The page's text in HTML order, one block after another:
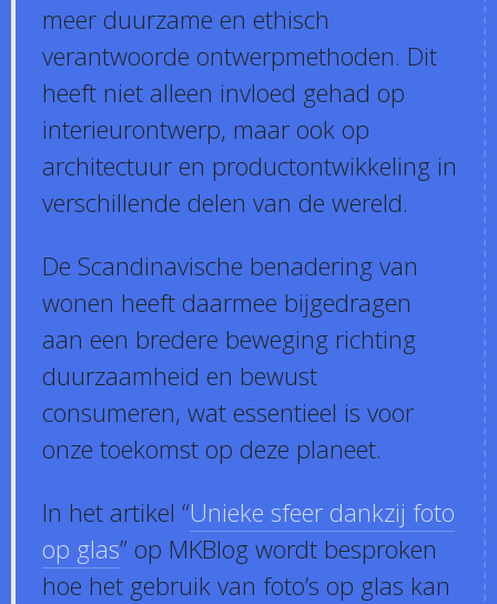
meer duurzame en ethisch
verantwoorde ontwerpmethoden. Dit
heeft niet alleen invloed gehad op
interieurontwerp, maar ook op
architectuur en productontwikkeling in
verschillende delen van de wereld.
De Scandinavische benadering van
wonen heeft daarmee bijgedragen
aan een bredere beweging richting
duurzaamheid en bewust
consumeren, wat essentieel is voor
onze toekomst op deze planeet.
In het artikel “Unieke sfeer dankzij foto
op glas” op MKBlog wordt besproken
hoe het gebruik van foto’s op glas kan